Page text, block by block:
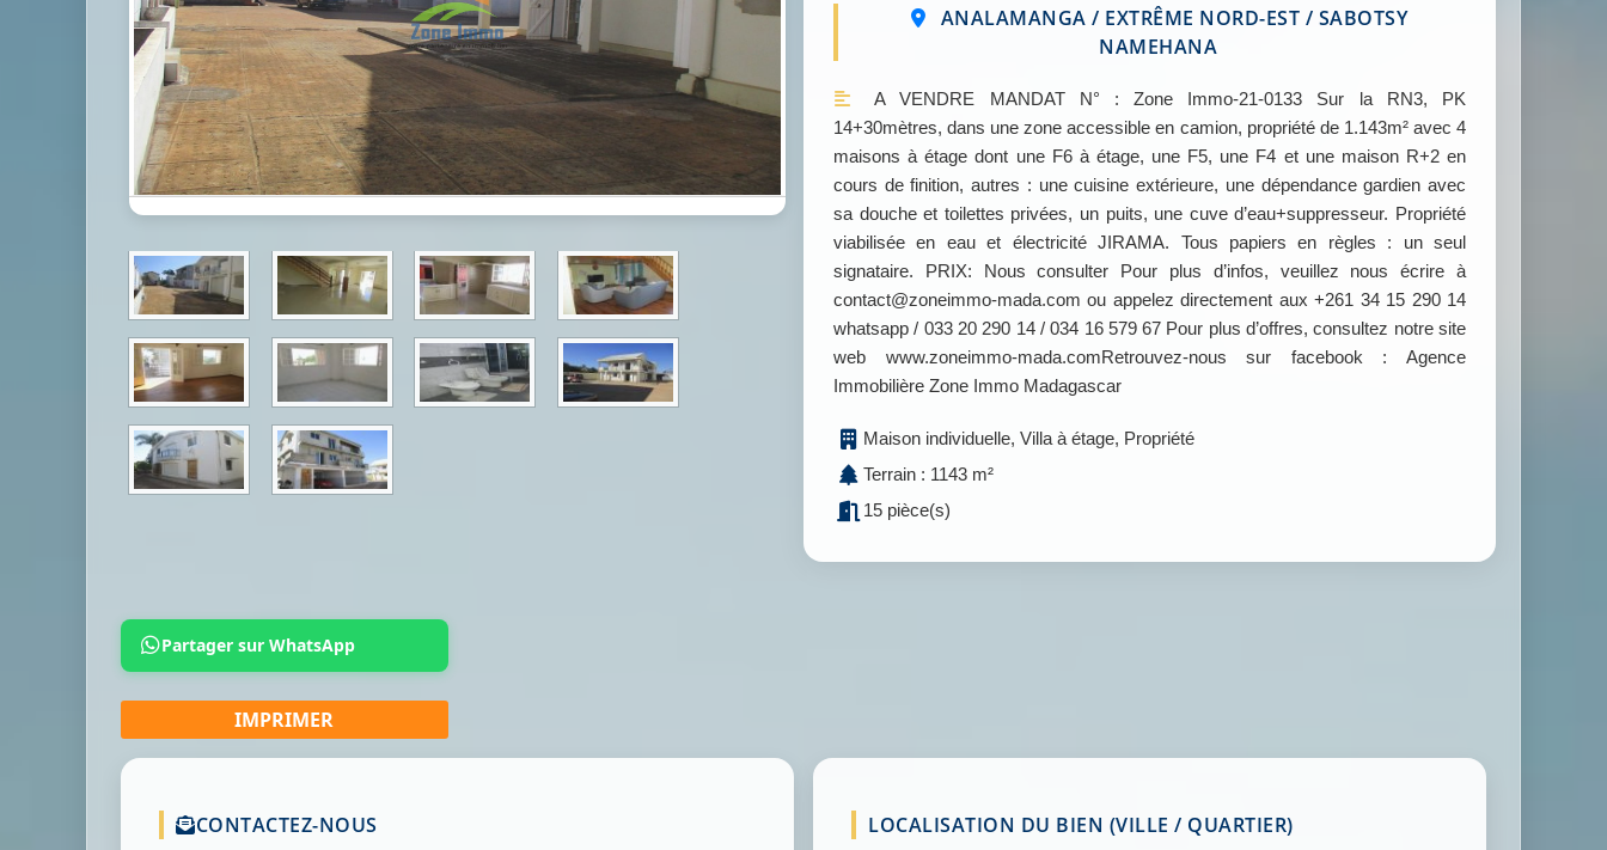
ANALAMANGA / EXTRÊME NORD-EST / SABOTSY
NAMEHANA
A VENDRE MANDAT N° : Zone Immo-21-0133 Sur la RN3, PK
14+30mètres, dans une zone accessible en camion, propriété de 1.143m² avec 4
maisons à étage dont une F6 à étage, une F5, une F4 et une maison R+2 en
cours de finition, autres : une cuisine extérieure, une dépendance gardien avec
sa douche et toilettes privées, un puits, une cuve d’eau+suppresseur. Propriété
viabilisée en eau et électricité JIRAMA. Tous papiers en règles : un seul
signataire. PRIX: Nous consulter Pour plus d’infos, veuillez nous écrire à
contact@zoneimmo-mada.com ou appelez directement aux +261 34 15 290 14
whatsapp / 033 20 290 14 / 034 16 579 67 Pour plus d’offres, consultez notre site
web www.zoneimmo-mada.comRetrouvez-nous sur facebook : Agence
Immobilière Zone Immo Madagascar
Maison individuelle, Villa à étage, Propriété
Terrain : 1143 m²
15 pièce(s)
Partager sur WhatsApp
CONTACTEZ-NOUS LOCALISATION DU BIEN (VILLE / QUARTIER)